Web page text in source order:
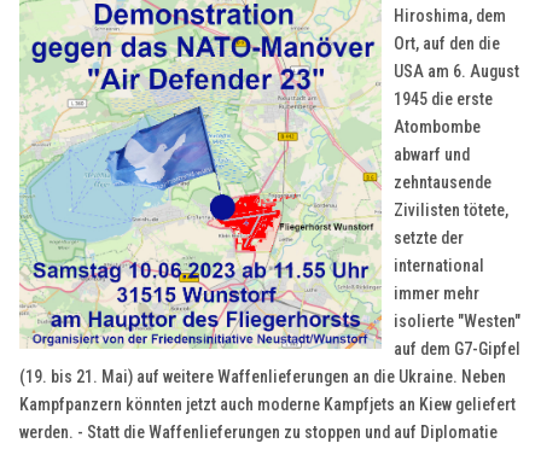
Hiroshima, dem
Ort, auf den die
USA am 6. August
1945 die erste
Atombombe
abwarf und
zehntausende
Zivilisten tötete,
setzte der
international
immer mehr
isolierte "Westen"
auf dem G7-Gipfel
(19. bis 21. Mai) auf weitere Waffenlieferungen an die Ukraine. Neben
Kampfpanzern könnten jetzt auch moderne Kampfjets an Kiew geliefert
werden. - Statt die Waffenlieferungen zu stoppen und auf Diplomatie